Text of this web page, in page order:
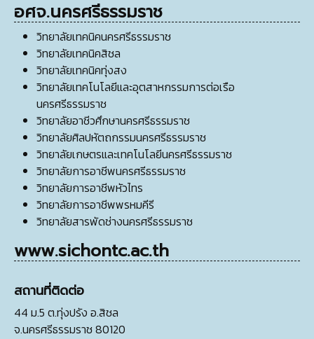
อศจ.นครศรีธรรมราช
วิทยาลัยเทคนิคนครศรีธรรมราช
วิทยาลัยเทคนิคสิชล
วิทยาลัยเทคนิคทุ่งสง
วิทยาลัยเทคโนโลยีและอุตสาหกรรมการต่อเรือ
นครศรีธรรมราช
วิทยาลัยอาชีวศึกษานครศรีธรรมราช
วิทยาลัยศิลปหัตถกรรมนครศรีธรรมราช
วิทยาลัยเกษตรและเทคโนโลยีนครศรีธรรมราช
วิทยาลัยการอาชีพนครศรีธรรมราช
วิทยาลัยการอาชีพหัวไทร
วิทยาลัยการอาชีพพรหมคีรี
วิทยาลัยสารพัดช่างนครศรีธรรมราช
www.sichontc.ac.th
สถานที่ติดต่อ
44 ม.5 ต.ทุ่งปรัง อ.สิชล
จ.นครศรีธรรมราช 80120